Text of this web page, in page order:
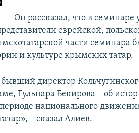
Он рассказал, что в семинаре
еврейской,
части семинара
и культуре крымских татар.
директор
Гульнара Бекирова – об
национального
– сказал Алиев.